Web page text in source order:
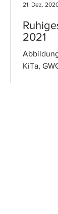
2021
KiTa,
21. Dez.